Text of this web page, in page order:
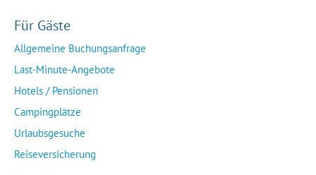
Für Gäste
Allgemeine Buchungsanfrage
Last-Minute-Angebote
Hotels / Pensionen
Campingplätze
Urlaubsgesuche
Reiseversicherung